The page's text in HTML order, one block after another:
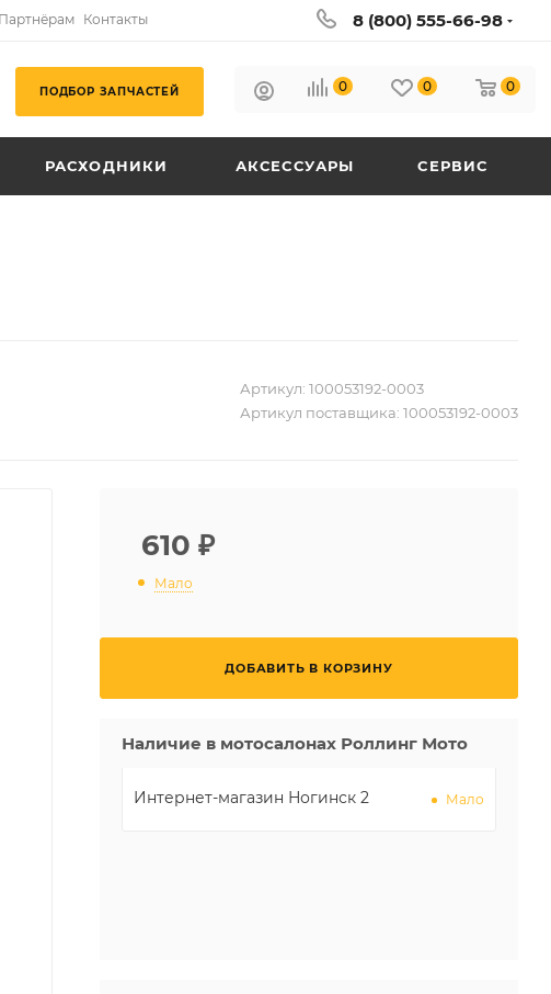
Партнёрам Контакты 8 (800) 555-66-98
ПОДБОР ЗАПЧАСТЕЙ 0 0 0
РАСХОДНИКИ АКСЕССУАРЫ СЕРВИС
Артикул: 100053192-0003
Артикул поставщика: 100053192-0003
610 ₽
Мало
ДОБАВИТЬ В КОРЗИНУ
Наличие в мотосалонах Роллинг Мото
Интернет-магазин Ногинск 2 Мало